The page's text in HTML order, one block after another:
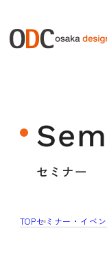
大阪
沿革
サービス
ODC
セミナー
TOPセミナー・イベン